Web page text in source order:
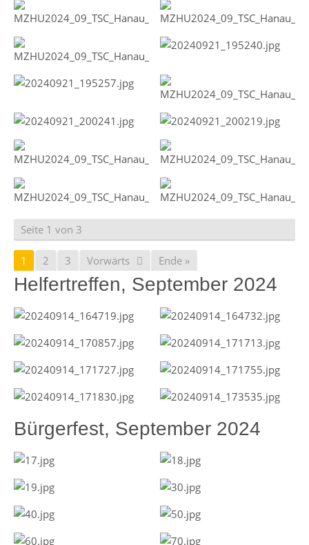
Seite 1 von 3
1 2 3 Vorwärts Ende »
Helfertreffen, September 2024
Bürgerfest, September 2024